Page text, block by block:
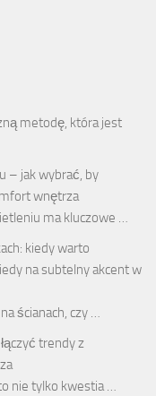
metodę, która jest
– jak wybrać, by
wnętrza
ma kluczowe …
kiedy warto
na subtelny akcent w
ścianach, czy …
trendy z
nie tylko kwestia …